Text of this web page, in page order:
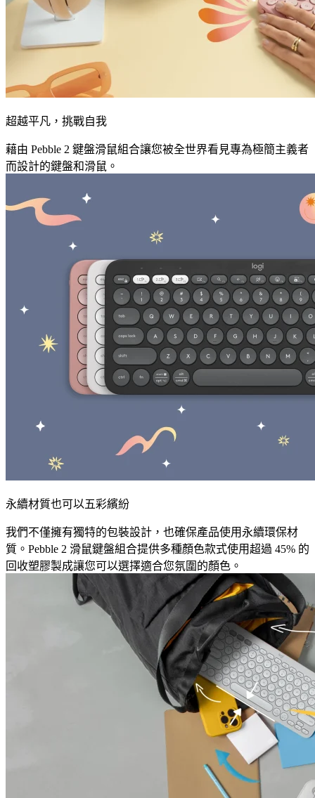
超越平凡，挑戰自我
藉由 Pebble 2 鍵盤滑鼠組合讓您被全世界看見專為極簡主義者
而設計的鍵盤和滑鼠。
永續材質也可以五彩繽紛
我們不僅擁有獨特的包裝設計，也確保產品使用永續環保材
質。Pebble 2 滑鼠鍵盤組合提供多種顏色款式使用超過 45% 的
回收塑膠製成讓您可以選擇適合您氛圍的顏色。